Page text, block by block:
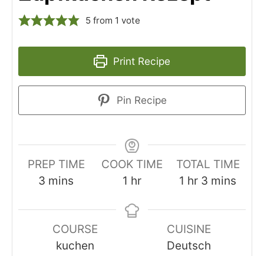
5 from 1 vote
Print Recipe
Pin Recipe
PREP TIME
3 minutes
mins
COOK TIME
1 hour
hr
TOTAL TIME
1 hour
hr 3 minutes
mins
COURSE
kuchen
CUISINE
Deutsch